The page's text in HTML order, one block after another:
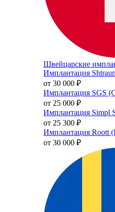
Швейцарские
Имплантация
от 30 000 ₽
Имплантация SGS
от 25 000 ₽
Имплантация Simpl
от 25 300 ₽
Имплантация Roott
от 30 000 ₽